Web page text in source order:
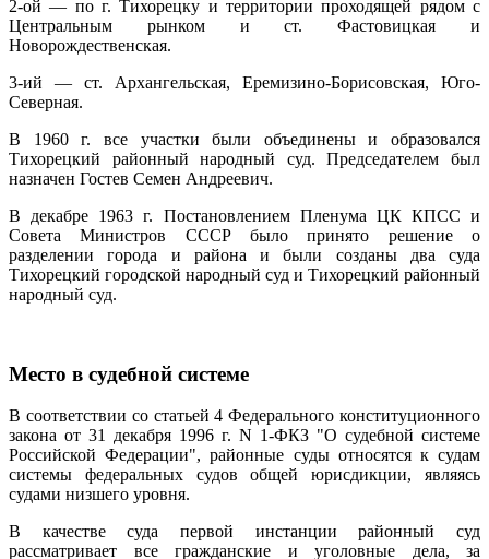
2-ой — по г. Тихорецку и территории проходящей рядом с
Центральным рынком и ст. Фастовицкая и
Новорождественская.
3-ий — ст. Архангельская, Еремизино-Борисовская, Юго-
Северная.
В 1960 г. все участки были объединены и образовался
Тихорецкий районный народный суд. Председателем был
назначен Гостев Семен Андреевич.
В декабре 1963 г. Постановлением Пленума ЦК КПСС и
Совета Министров СССР было принято решение о
разделении города и района и были созданы два суда
Тихорецкий городской народный суд и Тихорецкий районный
народный суд.
Место в судебной системе
В соответствии со статьей 4 Федерального конституционного
закона от 31 декабря 1996 г. N 1-ФКЗ "О судебной системе
Российской Федерации", районные суды относятся к судам
системы федеральных судов общей юрисдикции, являясь
судами низшего уровня.
В качестве суда первой инстанции районный суд
рассматривает все гражданские и уголовные дела, за